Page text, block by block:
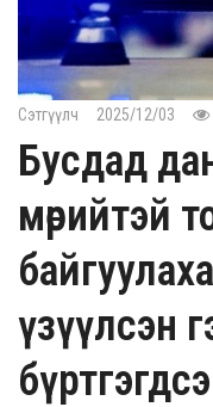
Сэтгүүлч 2025/12/03
Бусдад
мөрийтэй
үзүүлсэн